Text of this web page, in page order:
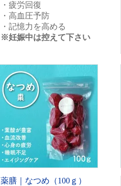
・疲労回復
・高血圧予防
・記憶力を高める
※妊娠中は控えて下さい
薬膳｜なつめ（100ｇ）